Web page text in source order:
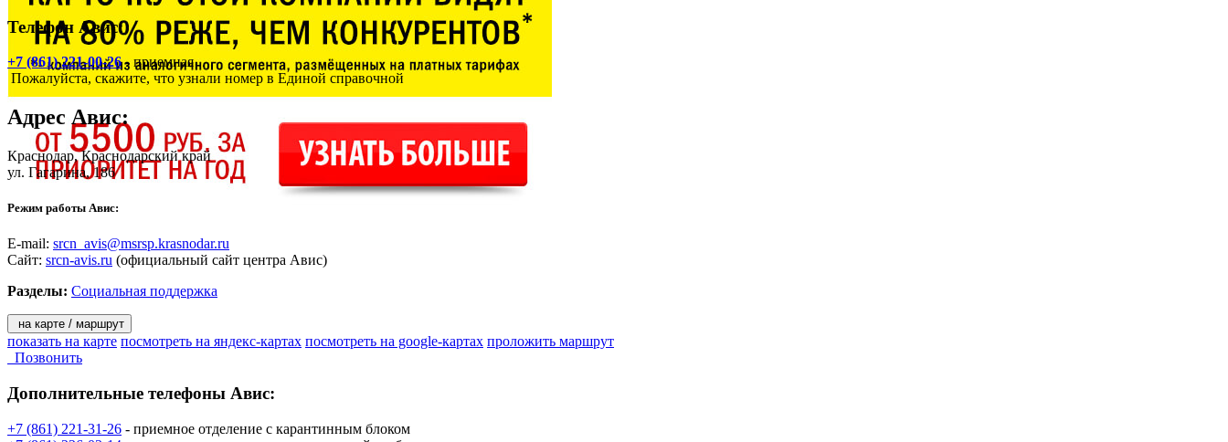
Телефон Авис:
+7 (861) 221-00-26- приемная
Пожалуйста, скажите, что узнали номер в Единой справочной
Адрес Авис:
Краснодар, Краснодарский край
ул. Гагарина, 186
Режим работы Авис:
E-mail: srcn_avis@msrsp.krasnodar.ru
Сайт: srcn-avis.ru (официальный сайт центра Авис)
Разделы: Социальная поддержка
на карте / маршрут
показать на карте посмотреть на яндекс-картах посмотреть на google-картах проложить маршрут
Позвонить
Дополнительные телефоны Авис:
+7 (861) 221-31-26 - приемное отделение с карантинным блоком